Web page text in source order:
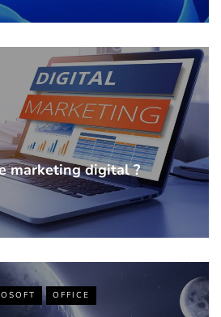
marketing digital ?
OFFICE